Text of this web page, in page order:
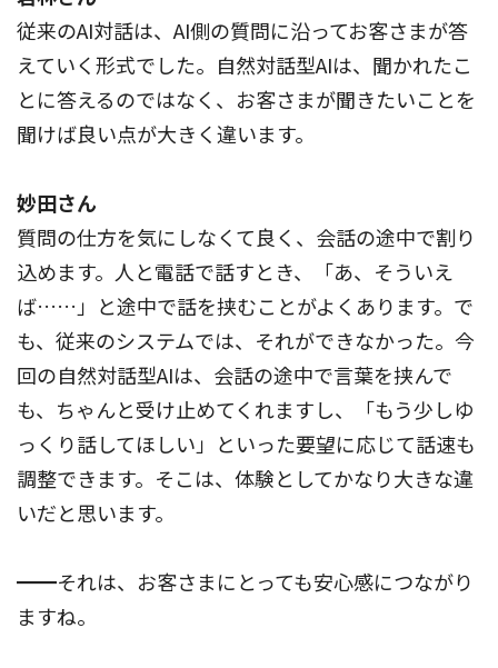
従来のAI対話は、AI側の質問に沿ってお客さまが答
えていく形式でした。自然対話型AIは、聞かれたこ
とに答えるのではなく、お客さまが聞きたいことを
聞けば良い点が大きく違います。
妙田さん
質問の仕方を気にしなくて良く、会話の途中で割り
込めます。人と電話で話すとき、「あ、そういえ
ば……」と途中で話を挟むことがよくあります。で
も、従来のシステムでは、それができなかった。今
回の自然対話型AIは、会話の途中で言葉を挟んで
も、ちゃんと受け止めてくれますし、「もう少しゆ
っくり話してほしい」といった要望に応じて話速も
調整できます。そこは、体験としてかなり大きな違
いだと思います。
━━それは、お客さまにとっても安心感につながり
ますね。